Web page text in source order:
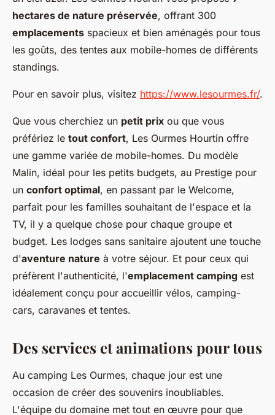
hectares de nature préservée, offrant 300
emplacements spacieux et bien aménagés pour tous
les goûts, des tentes aux mobile-homes de différents
standings.
Pour en savoir plus, visitez https://www.lesourmes.fr/.
Que vous cherchiez un petit prix ou que vous
préfériez le tout confort, Les Ourmes Hourtin offre
une gamme variée de mobile-homes. Du modèle
Malin, idéal pour les petits budgets, au Prestige pour
un confort optimal, en passant par le Welcome,
parfait pour les familles souhaitant de l'espace et la
TV, il y a quelque chose pour chaque groupe et
budget. Les lodges sans sanitaire ajoutent une touche
d'aventure nature à votre séjour. Et pour ceux qui
préfèrent l'authenticité, l'emplacement camping est
idéalement conçu pour accueillir vélos, camping-
cars, caravanes et tentes.
Des services et animations pour tous
Au camping Les Ourmes, chaque jour est une
occasion de créer des souvenirs inoubliables.
L'équipe du domaine met tout en œuvre pour que